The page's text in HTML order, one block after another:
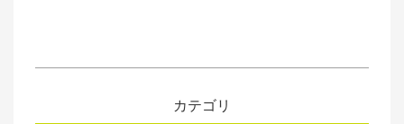
カテゴリ